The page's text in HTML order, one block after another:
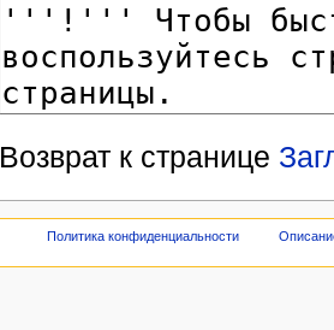
Возврат к странице
Политика конфиденциальности